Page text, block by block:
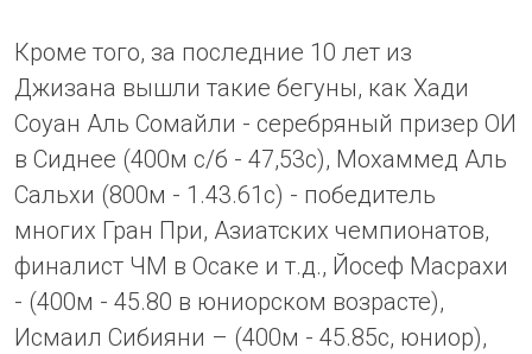
Кроме того, за последние 10 лет из
Джизана вышли такие бегуны, как Хади
Соуан Аль Сомайли - серебряный призер ОИ
в Сиднее (400м с/б - 47,53с), Мохаммед Аль
Сальхи (800м - 1.43.61с) - победитель
многих Гран При, Азиатских чемпионатов,
финалист ЧМ в Осаке и т.д., Йосеф Масрахи
- (400м - 45.80 в юниорском возрасте),
Исмаил Сибияни – (400м - 45.85с, юниор),